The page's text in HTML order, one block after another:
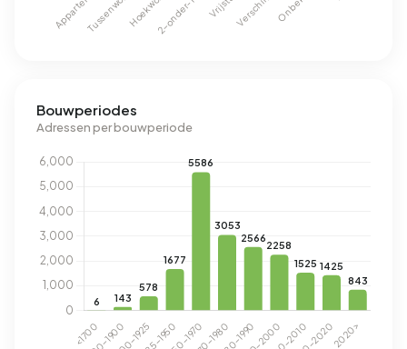
Bouwperiodes
Adressen per bouwperiode